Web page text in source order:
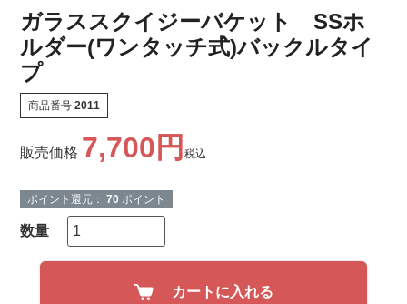
ガラススクイジーバケット SSホ
ルダー(ワンタッチ式)バックルタイ
プ
商品番号 2011
販売価格 7,700 税込
ポイント還元： 70 ポイント
カートに入れる